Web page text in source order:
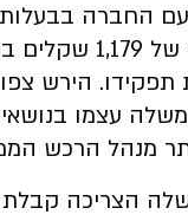
החברה
כולל של 422 אלף שקלים. סכום זה כולל תשלום על
תפקידו. הירש
עצמו בנושאי
מנהל הרכש
הצריכה קבלת